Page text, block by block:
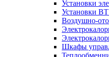
Установки
Установки
Воздушно-
Шкафы